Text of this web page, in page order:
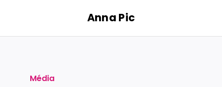
contenu
Anna Pic
Média